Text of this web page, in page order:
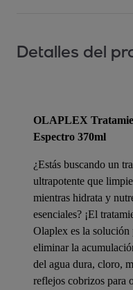
Detalles del
OLAPLEX
Espectro 370ml
¿Estás buscando un
ultrapotente que
mientras hidrata y
esenciales? ¡El
Olaplex es la
eliminar la
del agua dura, cloro,
reflejos cobrizos para